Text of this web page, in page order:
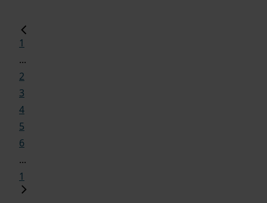
1
...
2
3
4
5
6
...
1